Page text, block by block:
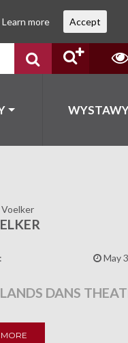
May
DANS
Learn more Accept